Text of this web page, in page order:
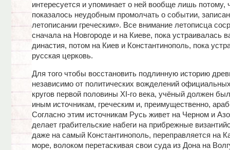
интересуется и упоминает о ней вообще лишь потому,
показалось неудобным промолчать о событии,
летописании греческим». Все внимание летописца
сначала на Новгороде и на Киеве, пока устраивалась
династия, потом на Киев и Константинополь, пока
русская церковь.
Для того чтобы восстановить подлинную историю
независимо от политических вожделений
кругов первой половины ХI-го века, учёный должен
иным источникам, греческим и, преимущественно,
Согласно этим источникам Русь живет на Черном и
делает грабительские набеги на прибрежные
даже на самый Константинополь, переправляется на
море, волоком перетаскивая свои суда из Дона на